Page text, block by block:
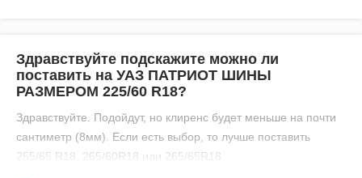
Здравствуйте подскажите можно ли
поставить на УАЗ ПАТРИОТ ШИНЫ
РАЗМЕРОМ 225/60 R18?
Здравствуйте. Подойдут, но клиренс будет меньше на почти
сантиметр (8мм). Если есть выбор, то лучше поставить
255/65 R18, 265/60R18 или 265/65R18